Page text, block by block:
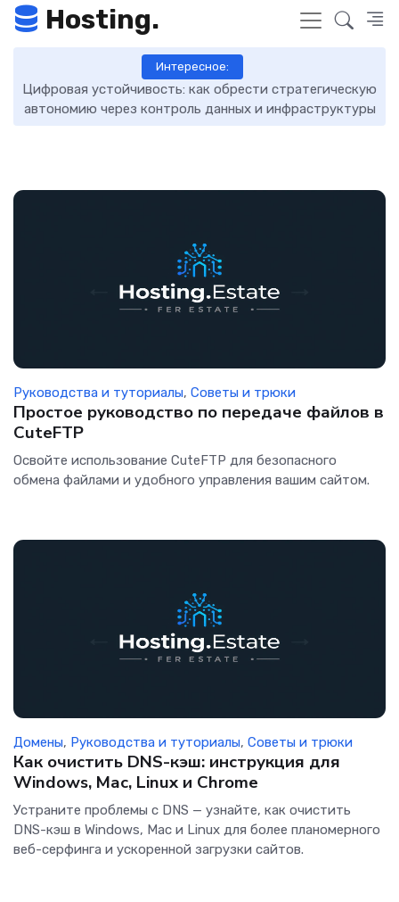
Hosting.
Интересное:
Цифровая устойчивость: как обрести стратегическую
автономию через контроль данных и инфраструктуры
Руководства и туториалы, Советы и трюки
Простое руководство по передаче файлов в
CuteFTP
Освойте использование CuteFTP для безопасного
обмена файлами и удобного управления вашим сайтом.
Домены, Руководства и туториалы, Советы и трюки
Как очистить DNS-кэш: инструкция для
Windows, Mac, Linux и Chrome
Устраните проблемы с DNS — узнайте, как очистить
DNS-кэш в Windows, Mac и Linux для более планомерного
веб-серфинга и ускоренной загрузки сайтов.